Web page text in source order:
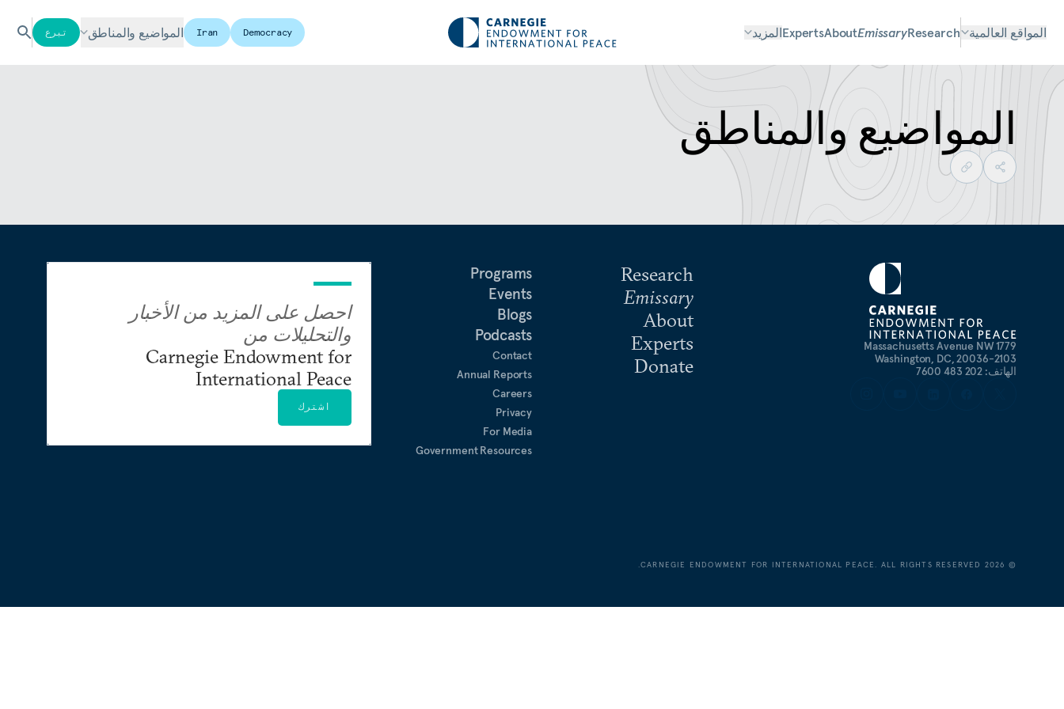
المواقع العالمية Research
Emissary
About
Expertsالمزيد Democracy
Iran المواضيع والمناطق تبرع
المواضيع والمناطق
1779 Massachusetts Avenue NW
Washington, DC, 20036-2103
الهاتف: 202 483 7600
Research
Emissary
About
Experts
Donate
Programs
Events
Blogs
Podcasts
Contact
Annual Reports
Careers
Privacy
For Media
Government Resources
احصل على المزيد من الأخبار
والتحليلات من
Carnegie Endowment for
International Peace
اشترك
©
2026
CARNEGIE ENDOWMENT FOR INTERNATIONAL PEACE. ALL RIGHTS RESERVED.